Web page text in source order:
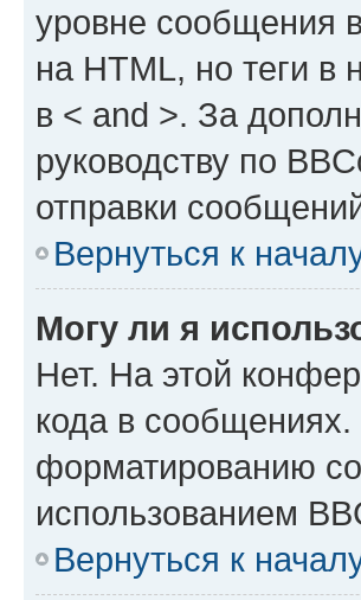
уровне сообщения
на HTML, но теги в
в < and >. За
руководству по
отправки
Вернуться к
Могу ли я
Нет. На этой
кода в
форматированию
использованием
Вернуться к